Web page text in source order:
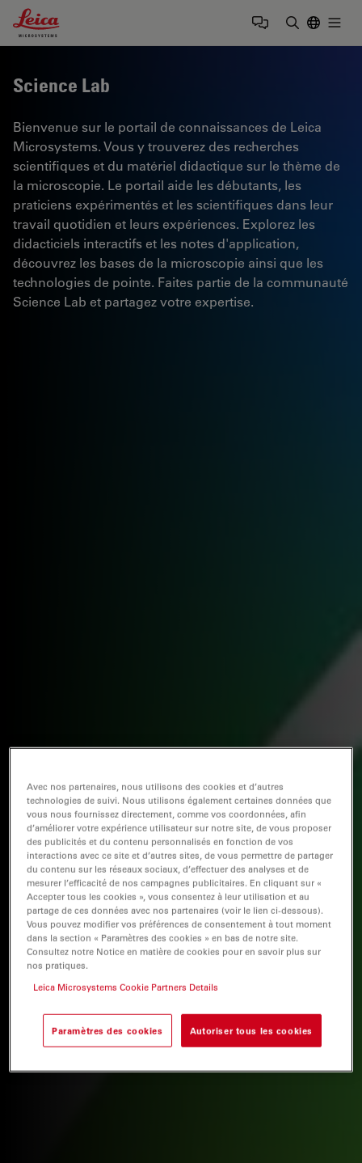
Leica Microsystems Logo
Science Lab
Bienvenue sur le portail de connaissances de Leica
Microsystems. Vous y trouverez des recherches
scientifiques et du matériel didactique sur le thème de
la microscopie. Le portail aide les débutants, les
praticiens expérimentés et les scientifiques dans leur
travail quotidien et leurs expériences. Explorez les
didacticiels interactifs et les notes d'application,
découvrez les bases de la microscopie ainsi que les
technologies de pointe. Faites partie de la communauté
Science Lab et partagez votre expertise.
Avec nos partenaires, nous utilisons des cookies et d’autres
technologies de suivi. Nous utilisons également certaines données que
vous nous fournissez directement, comme vos coordonnées, afin
d’améliorer votre expérience utilisateur sur notre site, de vous proposer
des publicités et du contenu personnalisés en fonction de vos
interactions avec ce site et d’autres sites, de vous permettre de partager
du contenu sur les réseaux sociaux, d’effectuer des analyses et de
mesurer l’efficacité de nos campagnes publicitaires. En cliquant sur «
Accepter tous les cookies », vous consentez à leur utilisation et au
partage de ces données avec nos partenaires (voir le lien ci-dessous).
Vous pouvez modifier vos préférences de consentement à tout moment
dans la section « Paramètres des cookies » en bas de notre site.
Consultez notre Notice en matière de cookies pour en savoir plus sur
nos pratiques.
Leica Microsystems Cookie Partners Details
Paramètres des cookies Autoriser tous les cookies